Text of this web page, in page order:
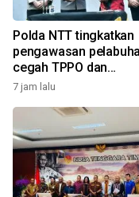
Polda NTT tingkatkan
pengawasan
cegah TPPO dan
penyelundupan
7 jam lalu